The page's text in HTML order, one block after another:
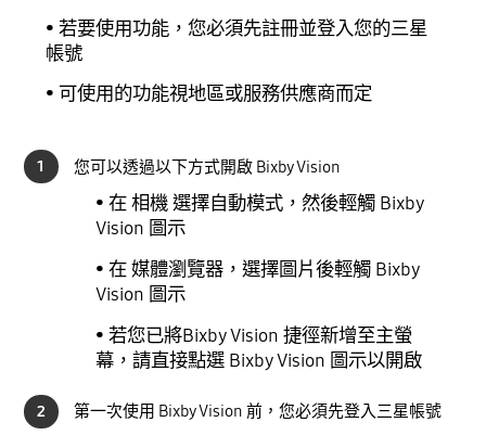
• 若要使用功能，您必須先註冊並登入您的三星
帳號
• 可使用的功能視地區或服務供應商而定
1 您可以透過以下方式開啟 Bixby Vision
• 在 相機 選擇自動模式，然後輕觸 Bixby
Vision 圖示
• 在 媒體瀏覽器，選擇圖片後輕觸 Bixby
Vision 圖示
• 若您已將Bixby Vision 捷徑新增至主螢
幕，請直接點選 Bixby Vision 圖示以開啟
2 第一次使用 Bixby Vision 前，您必須先登入三星帳號